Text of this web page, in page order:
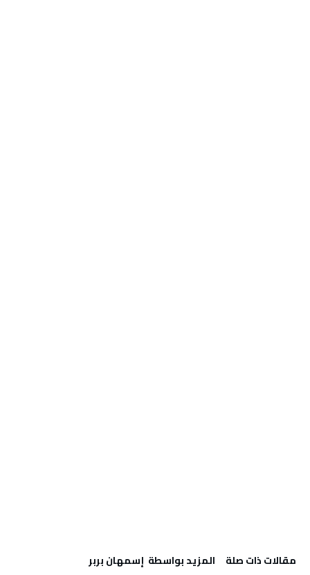
‫مقالات ذات صلة‬ ‫‫المزيد بواسطة‬ ‬ إسمهان بربر